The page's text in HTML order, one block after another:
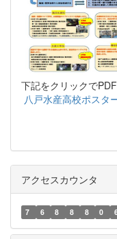
下記をクリックで
八戸水産高校ポスタ
アクセスカウンタ
7 6 8 8 8 0